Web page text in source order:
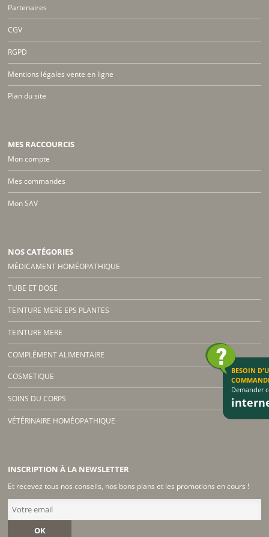
Partenaires
CGV
RGPD
Mentions légales vente en ligne
Plan du site
MES RACCOURCIS
Mon compte
Mes commandes
Mon SAV
NOS CATÉGORIES
MÉDICAMENT HOMÉOPATHIQUE
TUBE ET DOSE
TEINTURE MERE EPS PLANTES
TEINTURE MERE
COMPLÉMENT ALIMENTAIRE
COSMETIQUE
SOINS DU CORPS
VÉTÉRINAIRE HOMÉOPATHIQUE
INSCRIPTION À LA NEWSLETTER
Et recevez tous nos conseils, nos bons plans et les promotions en cours !
OK
BESOIN
Demander